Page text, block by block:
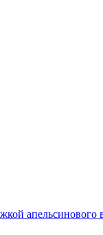
апельсинового